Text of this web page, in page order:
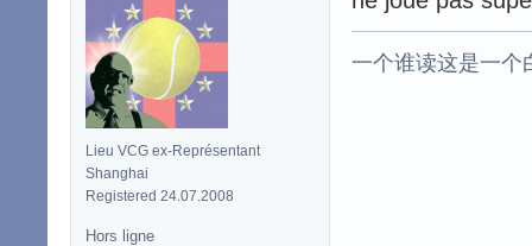
Lieu VCG ex-Représentant
Shanghai
Registered 24.07.2008
一个谁读这是一个
Hors ligne